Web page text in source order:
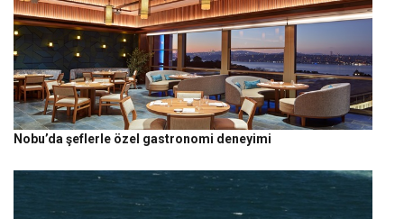
Nobu’da şeflerle özel gastronomi deneyimi